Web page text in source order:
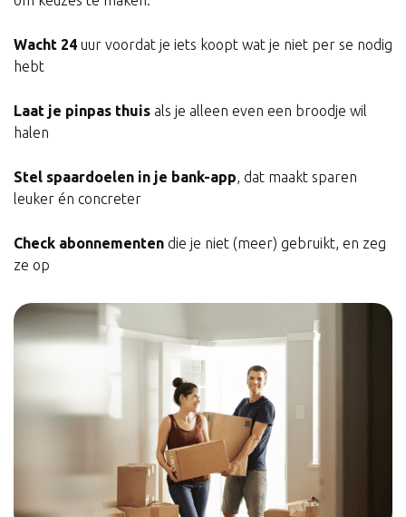
Wacht 24 uur voordat je iets koopt wat je niet per se nodig
hebt
Laat je pinpas thuis als je alleen even een broodje wil
halen
Stel spaardoelen in je bank-app, dat maakt sparen
leuker én concreter
Check abonnementen die je niet (meer) gebruikt, en zeg
ze op